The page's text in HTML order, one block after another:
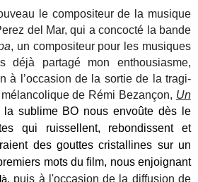
le compositeur de la musique
del Mar, qui a concocté la bande
, un compositeur pour les musiques
déjà partagé mon enthousiasme,
à l’occasion de la sortie de la tragi-
de Rémi Bezançon, Un
la sublime BO nous envoûte dès le
qui ruissellent, rebondissent et
des gouttes cristallines sur un
mots du film, nous enjoignant
puis à l'occasion de la diffusion de